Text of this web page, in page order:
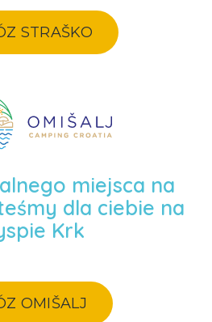
STRAŠKO
miejsca na
dla ciebie na
Krk
OMIŠALJ